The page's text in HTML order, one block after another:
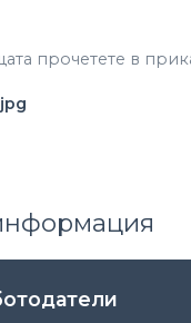
прочетете в